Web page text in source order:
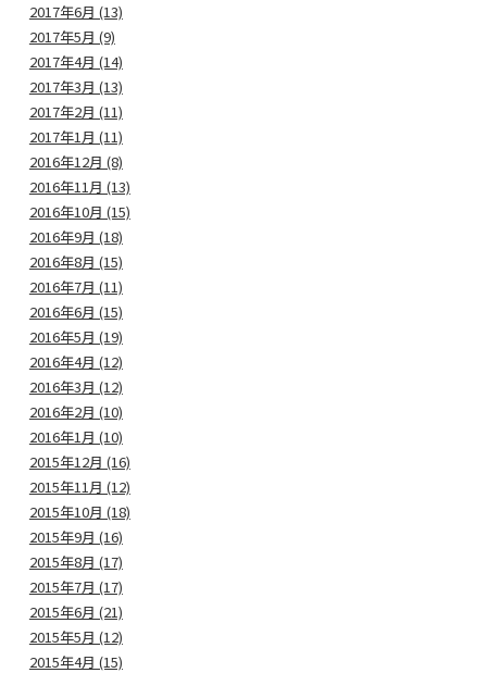
2017年6月 (13)
2017年5月 (9)
2017年4月 (14)
2017年3月 (13)
2017年2月 (11)
2017年1月 (11)
2016年12月 (8)
2016年11月 (13)
2016年10月 (15)
2016年9月 (18)
2016年8月 (15)
2016年7月 (11)
2016年6月 (15)
2016年5月 (19)
2016年4月 (12)
2016年3月 (12)
2016年2月 (10)
2016年1月 (10)
2015年12月 (16)
2015年11月 (12)
2015年10月 (18)
2015年9月 (16)
2015年8月 (17)
2015年7月 (17)
2015年6月 (21)
2015年5月 (12)
2015年4月 (15)